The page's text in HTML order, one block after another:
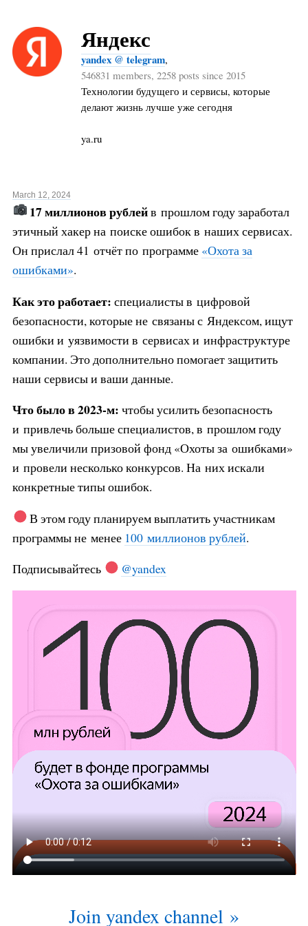
Яндекс
yandex @ telegram,
546831 members, 2258 posts since 2015
Технологии будущего и сервисы, которые
делают жизнь лучше уже сегодня
ya.ru
March 12, 2024
17 миллионов рублейв прошлом году заработал
этичный хакер на поиске ошибок в наших сервисах.
Он прислал 41 отчёт по программе «Охота за
ошибками».
Как это работает: специалисты в цифровой
безопасности, которые не связаны с Яндексом, ищут
ошибки и уязвимости в сервисах и инфраструктуре
компании. Это дополнительно помогает защитить
наши сервисы и ваши данные.
Что было в 2023-м: чтобы усилить безопасность
и привлечь больше специалистов, в прошлом году
мы увеличили призовой фонд «Охоты за ошибками»
и провели несколько конкурсов. На них искали
конкретные типы ошибок.
В этом году планируем выплатить участникам
программы не менее 100 миллионов рублей.
Подписывайтесь
@yandex
Join yandex channel »